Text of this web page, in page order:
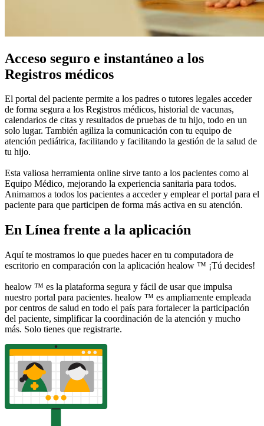
Acceso seguro e instantáneo a los
Registros médicos
El portal del paciente permite a los padres o tutores legales acceder
de forma segura a los Registros médicos, historial de vacunas,
calendarios de citas y resultados de pruebas de tu hijo, todo en un
solo lugar. También agiliza la comunicación con tu equipo de
atención pediátrica, facilitando y facilitando la gestión de la salud de
tu hijo.
Esta valiosa herramienta online sirve tanto a los pacientes como al
Equipo Médico, mejorando la experiencia sanitaria para todos.
Animamos a todos los pacientes a acceder y emplear el portal para el
paciente para que participen de forma más activa en su atención.
En Línea frente a la aplicación
Aquí te mostramos lo que puedes hacer en tu computadora de
escritorio en comparación con la aplicación healow ™ ¡Tú decides!
healow ™ es la plataforma segura y fácil de usar que impulsa
nuestro portal para pacientes. healow ™ es ampliamente empleada
por centros de salud en todo el país para fortalecer la participación
del paciente, simplificar la coordinación de la atención y mucho
más. Solo tienes que registrarte.